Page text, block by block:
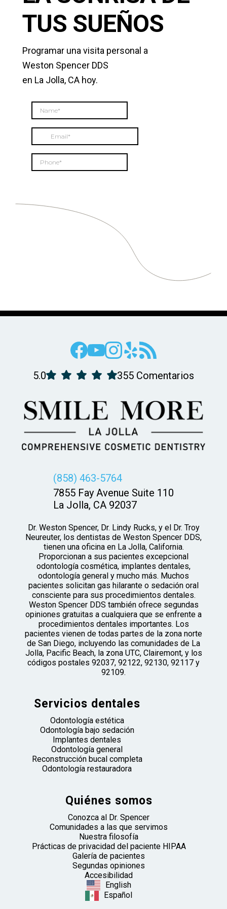
TUS SUEÑOS
Programar una visita personal a
Weston Spencer DDS
en La Jolla, CA hoy.
5.0 355 Comentarios
(858) 463-5764
7855 Fay Avenue Suite 110
La Jolla, CA 92037
Dr. Weston Spencer, Dr. Lindy Rucks, y el Dr. Troy
Neureuter, los dentistas de Weston Spencer DDS,
tienen una oficina en La Jolla, California.
Proporcionan a sus pacientes excepcional
odontología cosmética, implantes dentales,
odontología general y mucho más. Muchos
pacientes solicitan gas hilarante o sedación oral
consciente para sus procedimientos dentales.
Weston Spencer DDS también ofrece segundas
opiniones gratuitas a cualquiera que se enfrente a
procedimientos dentales importantes. Los
pacientes vienen de todas partes de la zona norte
de San Diego, incluyendo las comunidades de La
Jolla, Pacific Beach, la zona UTC, Clairemont, y los
códigos postales 92037, 92122, 92130, 92117 y
92109.
Servicios dentales
Odontología estética
Odontología bajo sedación
Implantes dentales
Odontología general
Reconstrucción bucal completa
Odontología restauradora
Quiénes somos
Conozca al Dr. Spencer
Comunidades a las que servimos
Nuestra filosofía
Prácticas de privacidad del paciente HIPAA
Galería de pacientes
Segundas opiniones
Accesibilidad
English
Español